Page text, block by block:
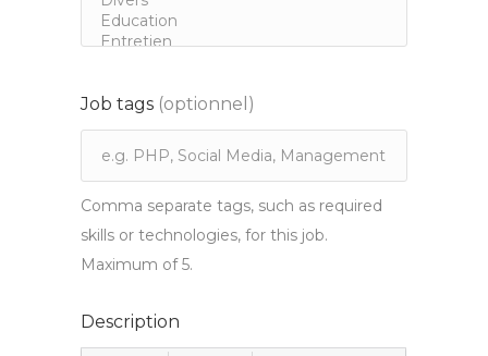
Job tags (optionnel)
Comma separate tags, such as required
skills or technologies, for this job.
Maximum of 5.
Description